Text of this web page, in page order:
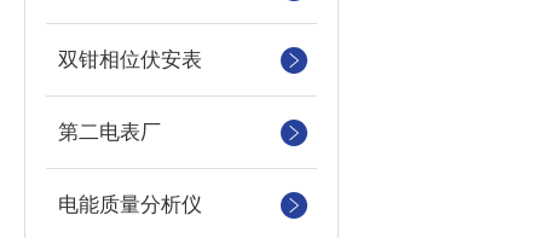
双钳相位伏安表
第二电表厂
电能质量分析仪